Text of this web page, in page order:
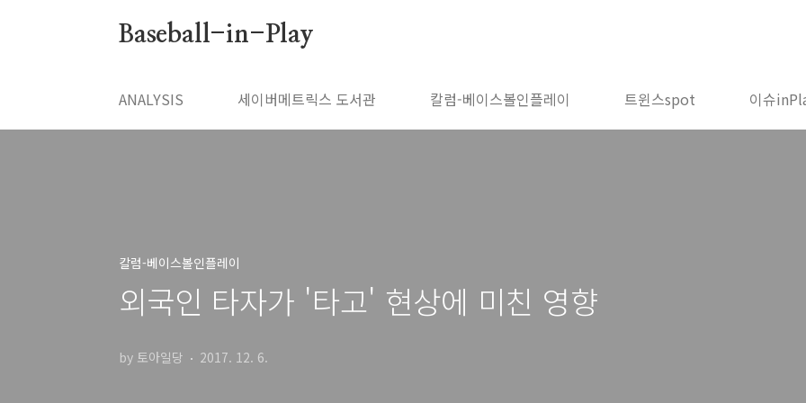
Baseball-in-Play
ANALYSIS 세이버메트릭스 도서관 칼럼-베이스볼인플레이 트윈스spot 이슈
칼럼-베이스볼인플레이
외국인 타자가 '타고' 현상에 미친 영향
by 토아일당 2017. 12. 6.